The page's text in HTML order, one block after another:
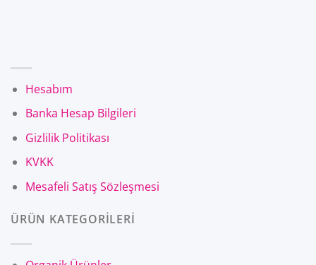
Hesabım
Banka Hesap Bilgileri
Gizlilik Politikası
KVKK
Mesafeli Satış Sözleşmesi
ÜRÜN KATEGORİLERİ